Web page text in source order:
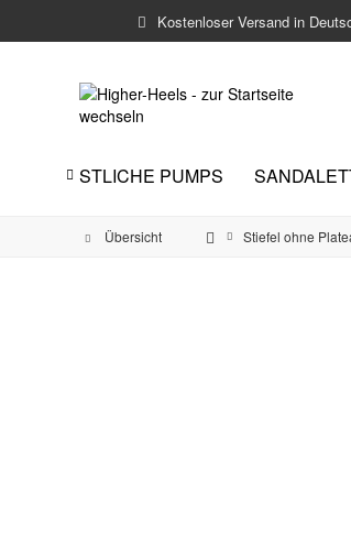
Kostenloser Versand in
FESTLICHE PUMPS

Übersicht Stiefel ohne